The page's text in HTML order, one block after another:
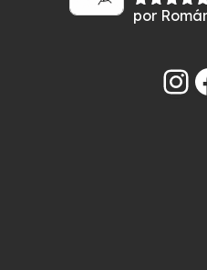
Valorado
por